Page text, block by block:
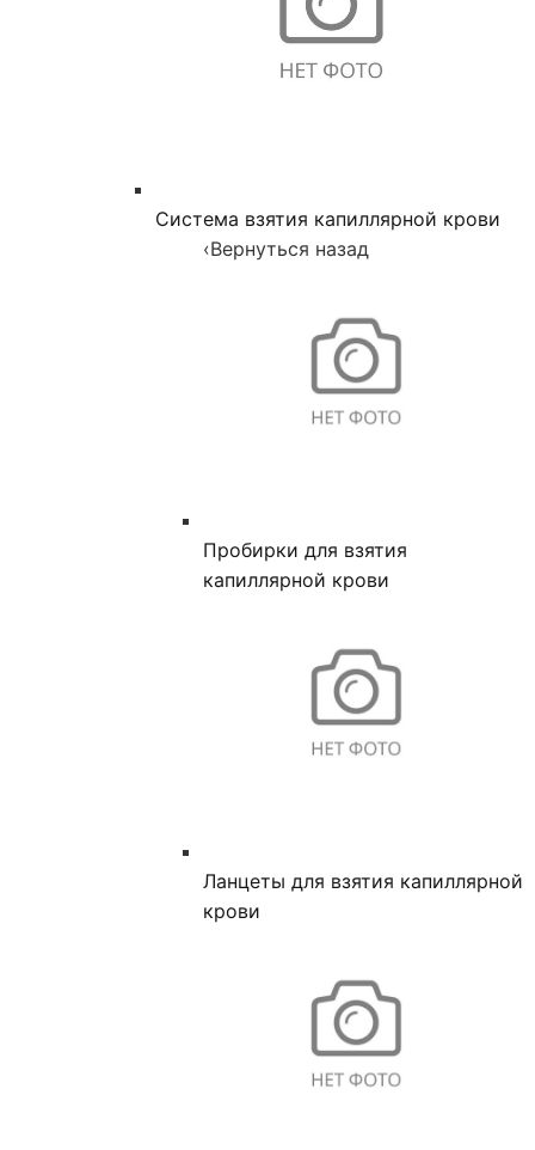
Система взятия капиллярной крови
‹Вернуться назад
Пробирки для взятия
капиллярной крови
Ланцеты для взятия капиллярной
крови